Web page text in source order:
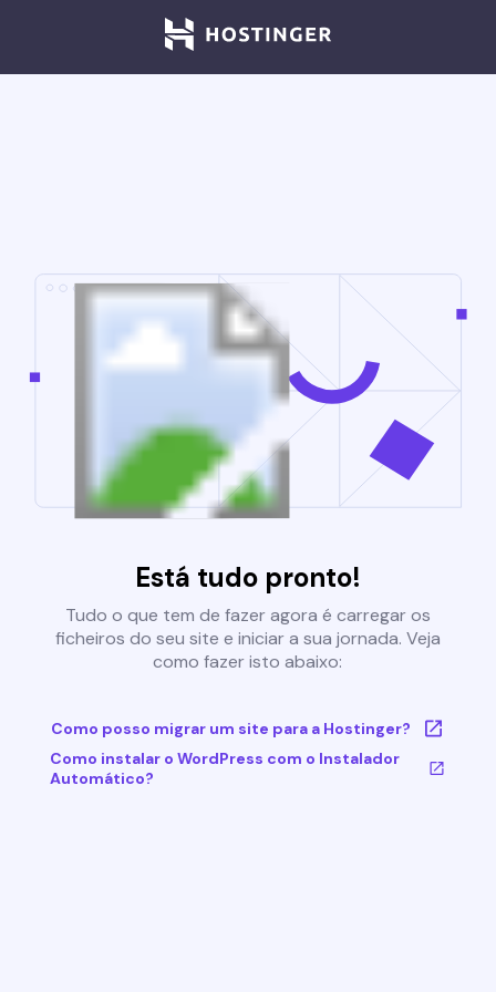
Está tudo pronto!
Tudo o que tem de fazer agora é carregar os
ficheiros do seu site e iniciar a sua jornada. Veja
como fazer isto abaixo:
Como posso migrar um site para a Hostinger?
Como instalar o WordPress com o Instalador
Automático?